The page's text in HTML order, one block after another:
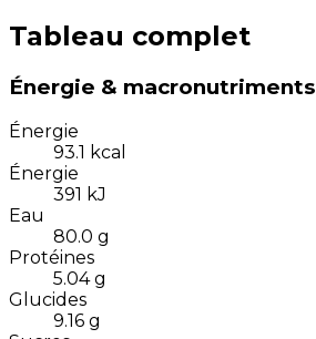
Tableau complet
Énergie & macronutriments
Énergie
93.1 kcal
Énergie
391 kJ
Eau
80.0 g
Protéines
5.04 g
Glucides
9.16 g